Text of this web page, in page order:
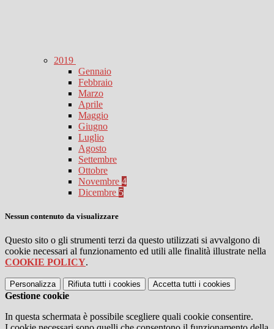
2019
Gennaio
Febbraio
Marzo
Aprile
Maggio
Giugno
Luglio
Agosto
Settembre
Ottobre
Novembre 4
Dicembre 5
Nessun contenuto da visualizzare
Questo sito o gli strumenti terzi da questo utilizzati si avvalgono di
cookie necessari al funzionamento ed utili alle finalità illustrate nella
COOKIE POLICY.
Personalizza Rifiuta tutti i cookies Accetta tutti i cookies
Gestione cookie
In questa schermata è possibile scegliere quali cookie consentire.